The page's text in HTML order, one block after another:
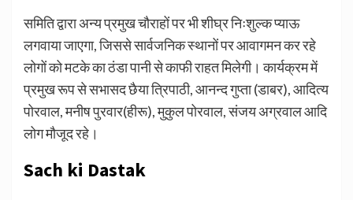
समिति द्वारा अन्य प्रमुख चौराहों पर भी शीघ्र निःशुल्क प्याऊ
लगवाया जाएगा, जिससे सार्वजनिक स्थानों पर आवागमन कर रहे
लोगों को मटके का ठंडा पानी से काफी राहत मिलेगी। कार्यक्रम में
प्रमुख रूप से सभासद छैया त्रिपाठी, आनन्द गुप्ता (डाबर), आदित्य
पोरवाल, मनीष पुरवार(हीरू), मुकुल पोरवाल, संजय अग्रवाल आदि
लोग मौजूद रहे।
Sach ki Dastak